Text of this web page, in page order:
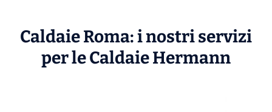
Caldaie Roma: i nostri servizi
per le CaldaieHermann